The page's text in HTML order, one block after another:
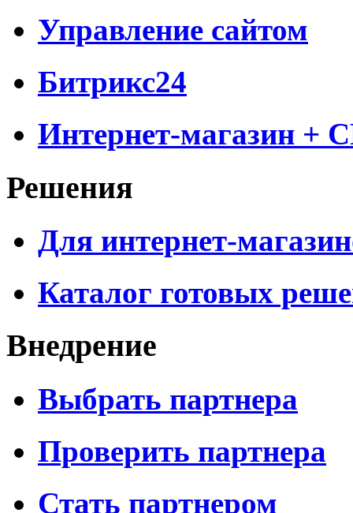
Управление сайтом
Битрикс24
Интернет-магазин +
Решения
Для интернет-
Каталог готовых
Внедрение
Выбрать партнера
Проверить партнера
Стать партнером